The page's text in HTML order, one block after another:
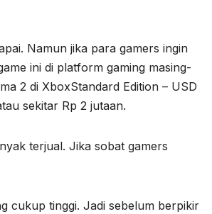
Namun jika para gamers ingin
ini di platform gaming masing-
2 di XboxStandard Edition – USD
sekitar Rp 2 jutaan.
terjual. Jika sobat gamers
cukup tinggi. Jadi sebelum berpikir